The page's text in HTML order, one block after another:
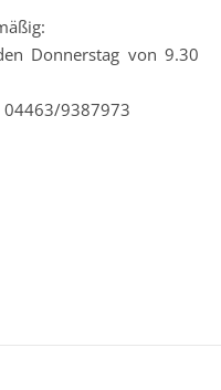
Donnerstag von 9.30
04463/9387973